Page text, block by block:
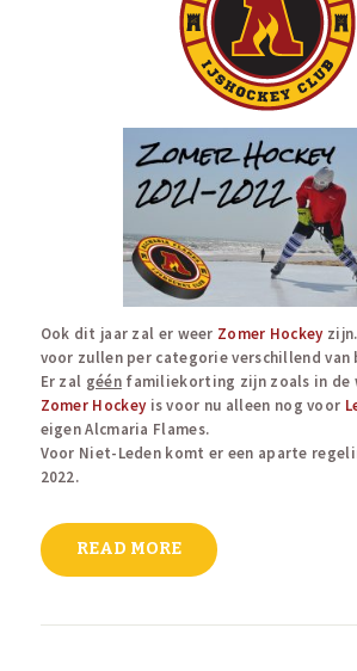
Ook dit jaar zal er weer Zomer Hockey
voor zullen per categorie verschillend van
Er zal géénfamiliekorting zijn zoals in de
Zomer Hockeyis voor nu alleen nog voor
eigen Alcmaria Flames.
Voor Niet-Leden komt er een aparte
2022.
READ MORE